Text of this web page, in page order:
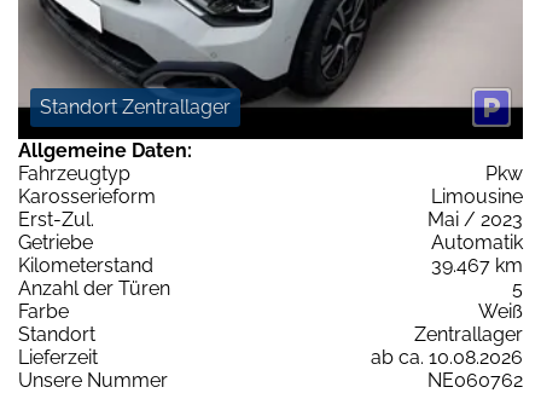
Standort Zentrallager
Allgemeine Daten:
Fahrzeugtyp
Pkw
Karosserieform
Limousine
Erst-Zul.
Mai / 2023
Getriebe
Automatik
Kilometerstand
39.467 km
Anzahl der Türen
5
Farbe
Weiß
Standort
Zentrallager
Lieferzeit
ab ca. 10.08.2026
Unsere Nummer
NE060762